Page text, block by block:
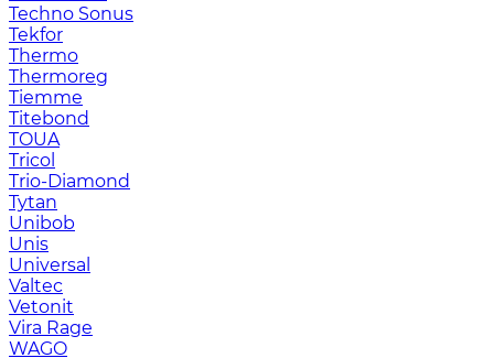
Techno Sonus
Tekfor
Thermo
Thermoreg
Tiemme
Titebond
TOUA
Tricol
Trio-Diamond
Tytan
Unibob
Unis
Universal
Valtec
Vetonit
Vira Rage
WAGO